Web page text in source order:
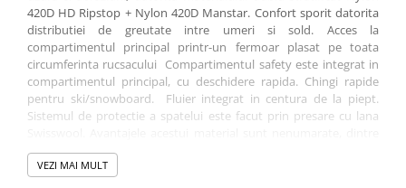
Caciuli
Jachete
Sosete
Bandane
Imbracaminte de corp
Jachete copii
420D HD Ripstop + Nylon 420D Manstar. Confort sporit datorita
distributiei de greutate intre umeri si sold. Acces la
compartimentul principal printr-un fermoar plasat pe toata
circumferinta rucsacului Compartimentul safety este integrat in
compartimentul principal, cu deschidere rapida. Chingi rapide
pentru ski/snowboard. Fluier integrat in centura de la piept.
Sistemul de protectie a spatelui este facut prin presare cu lana
care mentionam: Management al transpiratiei excelent, material
foarte confortabil si placut la atingere, nu se simte umezeala, se
VEZI MAI MULT